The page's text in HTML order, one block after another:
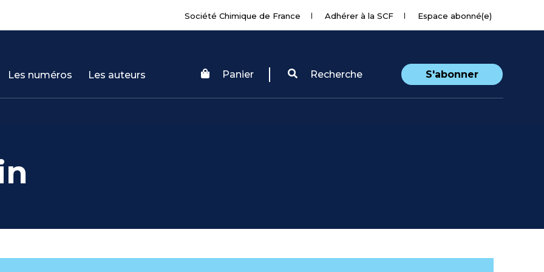
Société Chimique de France Adhérer à la SCF Espace abonné(e)
Les numéros Les auteurs Panier Recherche S'abonner